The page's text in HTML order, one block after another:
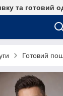
та готовий
Готовий